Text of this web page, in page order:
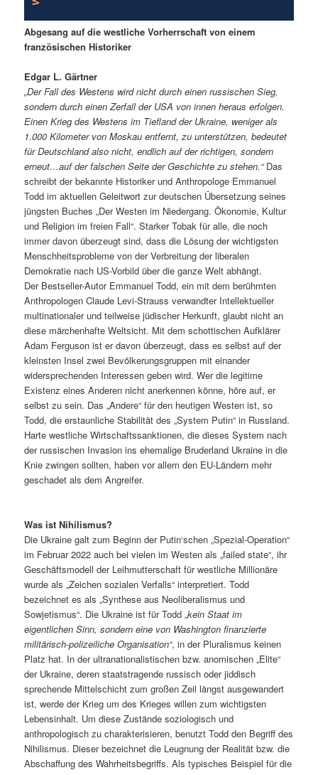
Abgesang auf die westliche Vorherrschaft von einem
französischen Historiker
Edgar L. Gärtner
„Der Fall des Westens wird nicht durch einen russischen Sieg,
sondern durch einen Zerfall der USA von innen heraus erfolgen.
Einen Krieg des Westens im Tiefland der Ukraine, weniger als
1.000 Kilometer von Moskau entfernt, zu unterstützen, bedeutet
für Deutschland also nicht, endlich auf der richtigen, sondern
erneut…auf der falschen Seite der Geschichte zu stehen.“Das
schreibt der bekannte Historiker und Anthropologe Emmanuel
Todd im aktuellen Geleitwort zur deutschen Übersetzung seines
jüngsten Buches „Der Westen im Niedergang. Ökonomie, Kultur
und Religion im freien Fall“. Starker Tobak für alle, die noch
immer davon überzeugt sind, dass die Lösung der wichtigsten
Menschheitsprobleme von der Verbreitung der liberalen
Demokratie nach US-Vorbild über die ganze Welt abhängt.
Der Bestseller-Autor Emmanuel Todd, ein mit dem berühmten
Anthropologen Claude Levi-Strauss verwandter Intellektueller
multinationaler und teilweise jüdischer Herkunft, glaubt nicht an
diese märchenhafte Weltsicht. Mit dem schottischen Aufklärer
Adam Ferguson ist er davon überzeugt, dass es selbst auf der
kleinsten Insel zwei Bevölkerungsgruppen mit einander
widersprechenden Interessen geben wird. Wer die legitime
Existenz eines Anderen nicht anerkennen könne, höre auf, er
selbst zu sein. Das „Andere“ für den heutigen Westen ist, so
Todd, die erstaunliche Stabilität des „System Putin“ in Russland.
Harte westliche Wirtschaftssanktionen, die dieses System nach
der russischen Invasion ins ehemalige Bruderland Ukraine in die
Knie zwingen sollten, haben vor allem den EU-Ländern mehr
geschadet als dem Angreifer.
Was ist Nihilismus?
Die Ukraine galt zum Beginn der Putin‘schen „Spezial-Operation“
im Februar 2022 auch bei vielen im Westen als „failed state“, ihr
Geschäftsmodell der Leihmutterschaft für westliche Millionäre
wurde als „Zeichen sozialen Verfalls“ interpretiert. Todd
bezeichnet es als „Synthese aus Neoliberalismus und
Sowjetismus“. Die Ukraine ist für Todd „kein Staat im
eigentlichen Sinn, sondern eine von Washington finanzierte
militärisch-polizeiliche Organisation“, in der Pluralismus keinen
Platz hat. In der ultranationalistischen bzw. anomischen „Elite“
der Ukraine, deren staatstragende russisch oder jiddisch
sprechende Mittelschicht zum großen Zeil längst ausgewandert
ist, werde der Krieg um des Krieges willen zum wichtigsten
Lebensinhalt. Um diese Zustände soziologisch und
anthropologisch zu charakterisieren, benutzt Todd den Begriff des
Nihilismus. Dieser bezeichnet die Leugnung der Realität bzw. die
Abschaffung des Wahrheitsbegriffs. Als typisches Beispiel für die